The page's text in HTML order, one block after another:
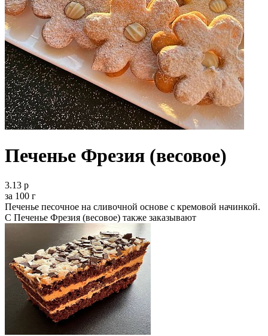
Печенье Фрезия (весовое)
3.13 р
за 100 г
Печенье песочное на сливочной основе с кремовой начинкой.
С Печенье Фрезия (весовое) также заказывают